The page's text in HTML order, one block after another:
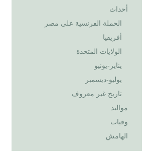
أحداث
الحملة الفرنسية على مصر
أفريقيا
الولايات المتحدة
يناير-يونيو
يوليو-ديسمبر
تاريخ غير معروف
مواليد
وفيات
الهامش